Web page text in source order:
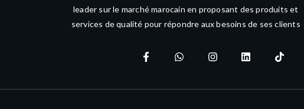
leader sur le marché marocain en proposant des produits et
services de qualité pour répondre aux besoins de ses clients